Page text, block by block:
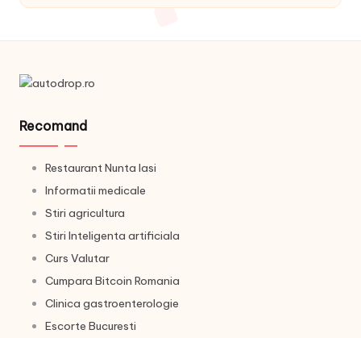
Recomand
Restaurant Nunta Iasi
Informatii medicale
Stiri agricultura
Stiri Inteligenta artificiala
Curs Valutar
Cumpara Bitcoin Romania
Clinica gastroenterologie
Escorte Bucuresti